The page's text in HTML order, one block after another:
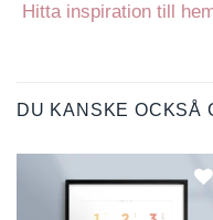
Hitta inspiration till
DU KANSKE OCKSÅ